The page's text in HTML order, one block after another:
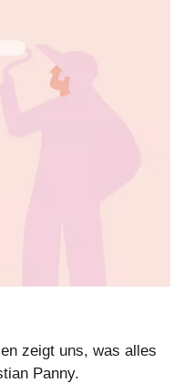
zeigt uns, was alles
Panny.